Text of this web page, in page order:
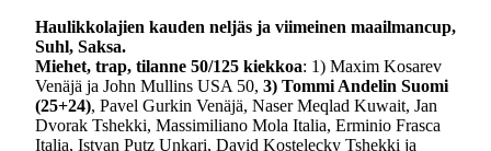
Haulikkolajien kauden neljäs ja viimeinen maailmancup,
Suhl, Saksa.
Miehet, trap, tilanne 50/125 kiekkoa: 1) Maxim Kosarev
Venäjä ja John Mullins USA 50, 3) Tommi Andelin Suomi
(25+24), Pavel Gurkin Venäjä, Naser Meqlad Kuwait, Jan
Dvorak Tshekki, Massimiliano Mola Italia, Erminio Frasca
Italia, Istvan Putz Unkari, David Kostelecky Tshekki ja